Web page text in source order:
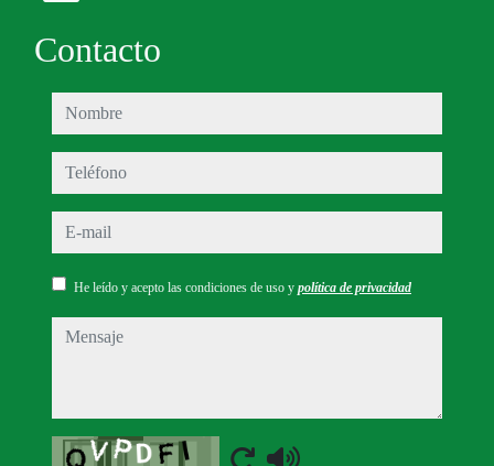
Contacto
nombre
teléfono
e-mail
He leído y acepto las condiciones de uso y política de privacidad
mensaje
Captcha